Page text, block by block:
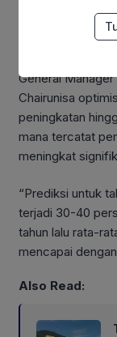
General
Chairunisa
peningkatan
mana tercatat
meningkat
“Prediksi untuk
terjadi 30-40
tahun lalu rata-
mencapai
Also Read: